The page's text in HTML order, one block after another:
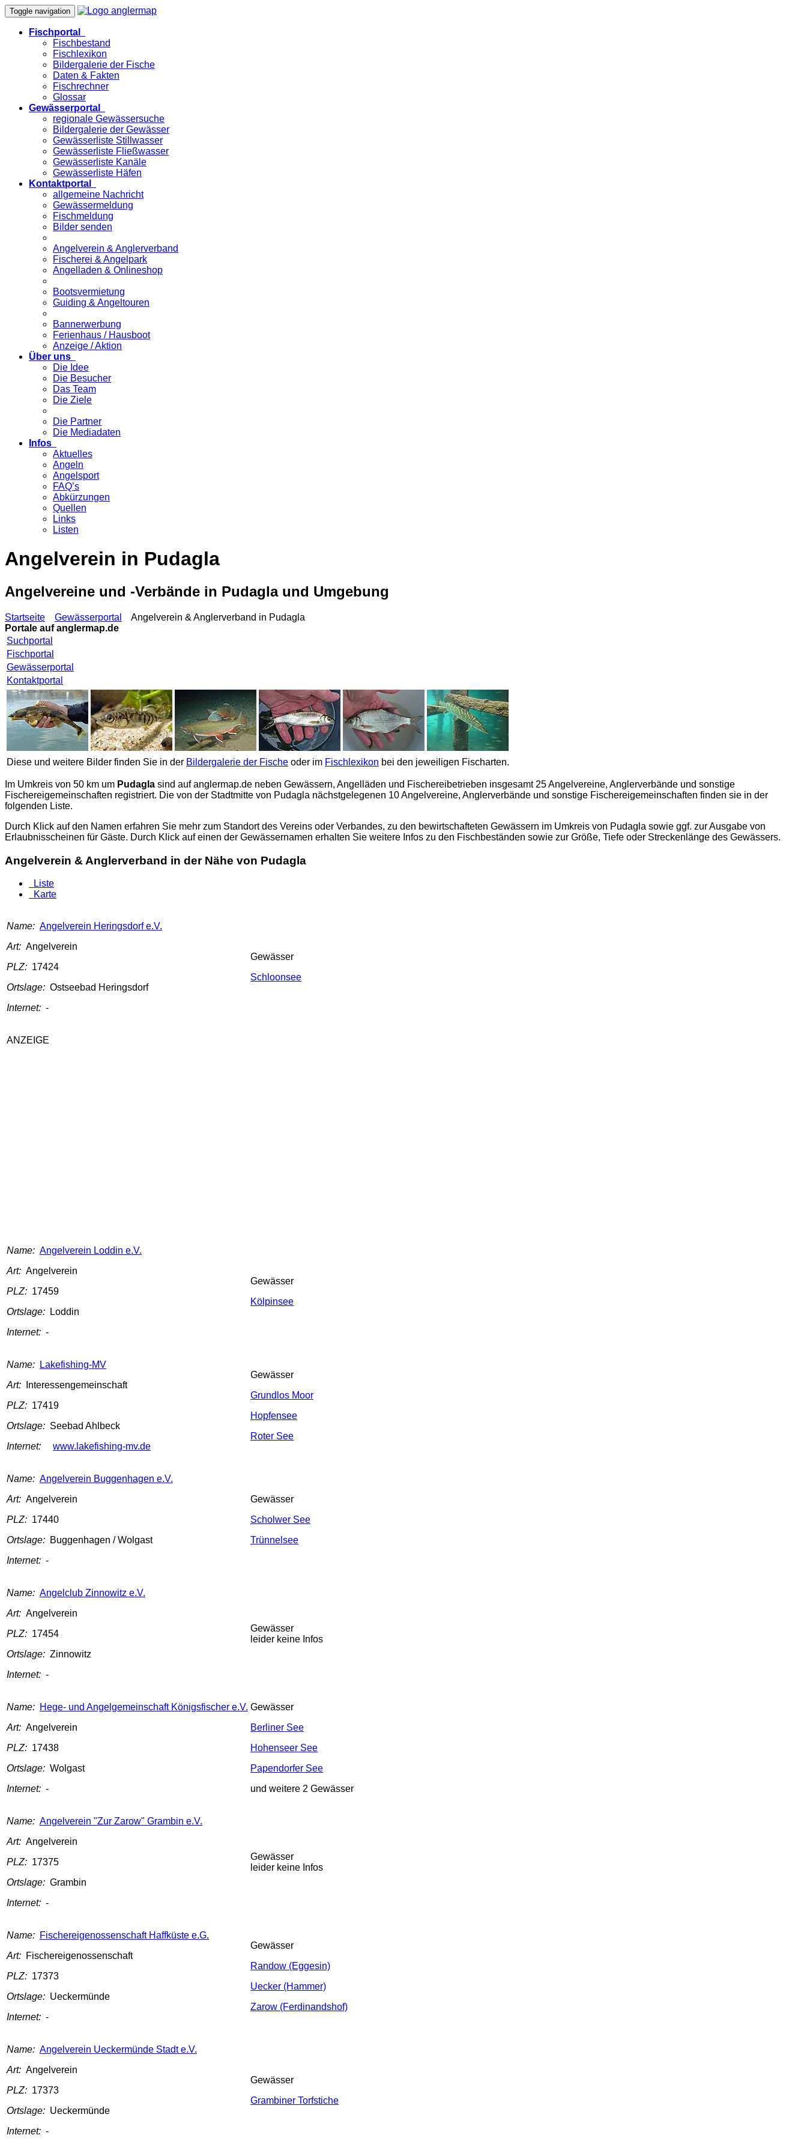
Toggle navigation
Fischportal
Fischbestand
Fischlexikon
Bildergalerie der Fische
Daten & Fakten
Fischrechner
Glossar
Gewässerportal
regionale Gewässersuche
Bildergalerie der Gewässer
Gewässerliste Stillwasser
Gewässerliste Fließwasser
Gewässerliste Kanäle
Gewässerliste Häfen
Kontaktportal
allgemeine Nachricht
Gewässermeldung
Fischmeldung
Bilder senden
Angelverein & Anglerverband
Fischerei & Angelpark
Angelladen & Onlineshop
Bootsvermietung
Guiding & Angeltouren
Bannerwerbung
Ferienhaus / Hausboot
Anzeige / Aktion
Über uns
Die Idee
Die Besucher
Das Team
Die Ziele
Die Partner
Die Mediadaten
Infos
Aktuelles
Angeln
Angelsport
FAQ’s
Abkürzungen
Quellen
Links
Listen
Angelverein in Pudagla
Angelvereine und -Verbände in Pudagla und Umgebung
Startseite Gewässerportal
Angelverein & Anglerverband in Pudagla
Portale aufanglermap.de
Suchportal
Fischportal
Gewässerportal
Kontaktportal
Diese und weitere Bilder finden Sie in der Bildergalerie der Fische oder im Fischlexikon bei den jeweiligen Fischarten.
Im Umkreis von 50 km um Pudagla sind aufanglermap.de neben Gewässern, Angelläden und Fischereibetrieben insgesamt 25 Angelvereine, Anglerverbände und sonstige
Fischereigemeinschaften registriert. Die von der Stadtmitte von Pudagla nächstgelegenen 10 Angelvereine, Anglerverbände und sonstige Fischereigemeinschaften finden sie in der
folgenden Liste.
Durch Klick auf den Namen erfahren Sie mehr zum Standort des Vereins oder Verbandes, zu den bewirtschafteten Gewässern im Umkreis von Pudagla sowie ggf. zur Ausgabe von
Erlaubnisscheinen für Gäste. Durch Klick auf einen der Gewässernamen erhalten Sie weitere Infos zu den Fischbeständen sowie zur Größe, Tiefe oder Streckenlänge des Gewässers.
Angelverein & Anglerverband in der Nähe von Pudagla
Liste
Karte
Name: Angelverein Heringsdorf e.V.
Art: Angelverein
PLZ: 17424
Ortslage: Ostseebad Heringsdorf
Internet: -
Gewässer
Schloonsee
ANZEIGE
Name: Angelverein Loddin e.V.
Art: Angelverein
PLZ: 17459
Ortslage:
Loddin
Internet: -
Gewässer
Kölpinsee
Name:
Lakefishing-MV
Art:
Interessengemeinschaft
PLZ: 17419
Ortslage: Seebad Ahlbeck
Internet:
www.lakefishing-mv.de
Gewässer
Grundlos Moor
Hopfensee
Roter See
Name: Angelverein Buggenhagen e.V.
Art: Angelverein
PLZ: 17440
Ortslage: Buggenhagen / Wolgast
Internet: -
Gewässer
Scholwer See
Trünnelsee
Name: Angelclub Zinnowitz e.V.
Art: Angelverein
PLZ: 17454
Ortslage: Zinnowitz
Internet: -
Gewässer
leider keine Infos
Name: Hege- und Angelgemeinschaft Königsfischer e.V.
Art: Angelverein
PLZ: 17438
Ortslage: Wolgast
Internet: -
Gewässer
Berliner See
Hohenseer See
Papendorfer See
und weitere 2 Gewässer
Name: Angelverein "Zur Zarow" Grambin e.V.
Art: Angelverein
PLZ: 17375
Ortslage: Grambin
Internet: -
Gewässer
leider keine Infos
Name: Fischereigenossenschaft Haffküste e.G.
Art: Fischereigenossenschaft
PLZ: 17373
Ortslage: Ueckermünde
Internet: -
Gewässer
Randow (Eggesin)
Uecker (Hammer)
Zarow (Ferdinandshof)
Name: Angelverein Ueckermünde Stadt e.V.
Art: Angelverein
PLZ: 17373
Ortslage: Ueckermünde
Internet: -
Gewässer
Grambiner Torfstiche